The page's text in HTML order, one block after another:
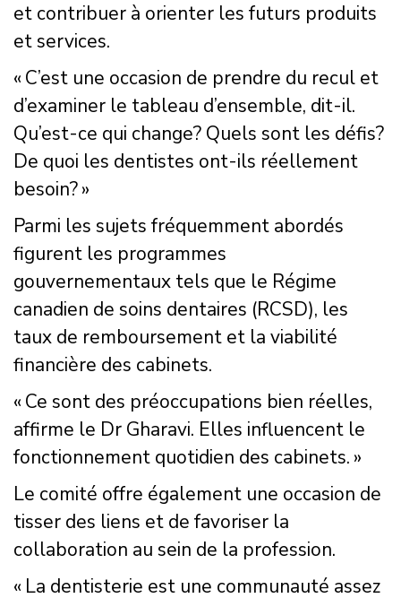
et contribuer à orienter les futurs produits
et services.
« C’est une occasion de prendre du recul et
d’examiner le tableau d’ensemble, dit-il.
Qu’est-ce qui change? Quels sont les défis?
De quoi les dentistes ont-ils réellement
besoin? »
Parmi les sujets fréquemment abordés
figurent les programmes
gouvernementaux tels que le Régime
canadien de soins dentaires (RCSD), les
taux de remboursement et la viabilité
financière des cabinets.
« Ce sont des préoccupations bien réelles,
affirme le Dr Gharavi. Elles influencent le
fonctionnement quotidien des cabinets. »
Le comité offre également une occasion de
tisser des liens et de favoriser la
collaboration au sein de la profession.
« La dentisterie est une communauté assez